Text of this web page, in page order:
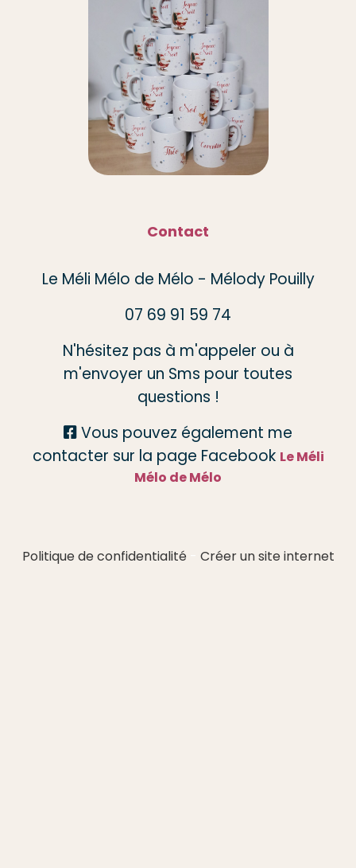
Contact
Le Méli Mélo de Mélo - Mélody Pouilly
07 69 91 59 74
N'hésitez pas à m'appeler ou à
m'envoyer un Sms pour toutes
questions !
 Vous pouvez également me
contacter sur la page Facebook Le Méli
Mélo de Mélo
Politique de confidentialité Créer un site internet